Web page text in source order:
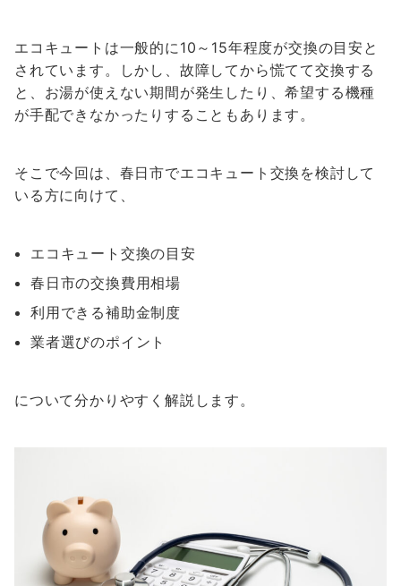
エコキュートは一般的に10～15年程度が交換の目安と
されています。しかし、故障してから慌てて交換する
と、お湯が使えない期間が発生したり、希望する機種
が手配できなかったりすることもあります。
そこで今回は、春日市でエコキュート交換を検討して
いる方に向けて、
エコキュート交換の目安
春日市の交換費用相場
利用できる補助金制度
業者選びのポイント
について分かりやすく解説します。